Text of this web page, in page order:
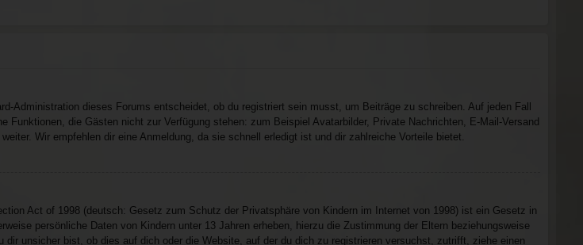
Administration dieses Forums entscheidet, ob du registriert sein musst, um Beiträge zu schreiben. Auf jeden Fall
Funktionen, die Gästen nicht zur Verfügung stehen: zum Beispiel Avatarbilder, Private Nachrichten, E-Mail-Versand
Wir empfehlen dir eine Anmeldung, da sie schnell erledigt ist und dir zahlreiche Vorteile bietet.
Act of 1998 (deutsch: Gesetz zum Schutz der Privatsphäre von Kindern im Internet von 1998) ist ein Gesetz in
persönliche Daten von Kindern unter 13 Jahren erheben, hierzu die Zustimmung der Eltern beziehungsweise
dir unsicher bist, ob dies auf dich oder die Website, auf der du dich zu registrieren versuchst, zutrifft, ziehe einen